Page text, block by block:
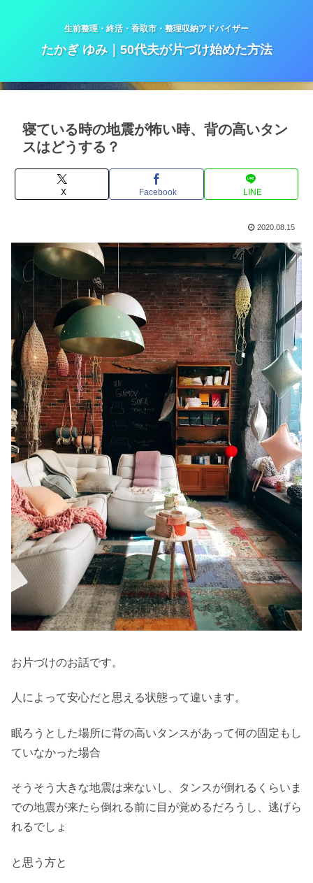
生前整理・終活・香取市・整理収納アドバイザー
たかぎ ゆみ｜50代夫が片づけ始めた方法
寝ている時の地震が怖い時、背の高いタン
スはどうする？
X Facebook LINE
2020.08.15
お片づけのお話です。
人によって安心だと思える状態って違います。
眠ろうとした場所に背の高いタンスがあって何の固定もし
ていなかった場合
そうそう大きな地震は来ないし、タンスが倒れるくらいま
での地震が来たら倒れる前に目が覚めるだろうし、逃げら
れるでしょ
と思う方と